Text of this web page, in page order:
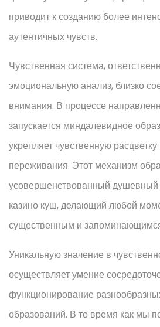
приводит к созданию более
аутентичных чувств.
Чувственная система,
эмоциональную анализ, близко
внимания. В процессе
запускается миндалевидное
укрепляет чувственную
переживания. Этот механизм
усовершенствованный
казино куш, делающий любой
существенным и
Уникальную значение в
осуществляет умение
функционирование
образований. В то время как мы